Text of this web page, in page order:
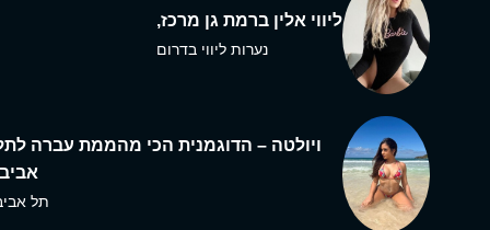
ליווי אלין ברמת גן מרכז,
נערות ליווי בדרום
ויולטה – הדוגמנית הכי מהממת עברה
תל